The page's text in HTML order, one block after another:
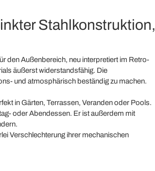
Stahlkonstruktion,
den Außenbereich, neu interpretiert im Retro-
äußerst widerstandsfähig. Die
und atmosphärisch beständig zu machen.
in Gärten, Terrassen, Veranden oder Pools.
oder Abendessen. Er ist außerdem mit
Verschlechterung ihrer mechanischen